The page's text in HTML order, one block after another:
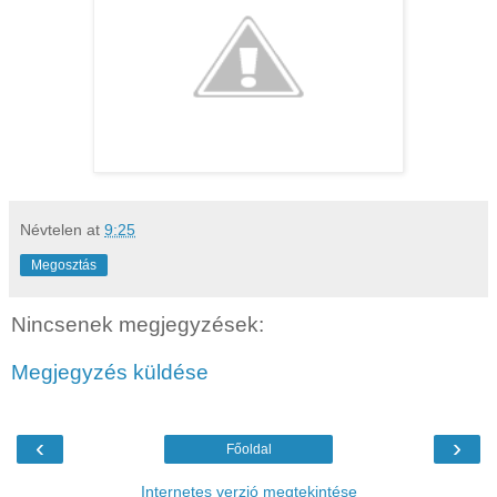
Névtelen at 9:25
Megosztás
Nincsenek megjegyzések:
Megjegyzés küldése
‹ ›
Főoldal
Internetes verzió megtekintése